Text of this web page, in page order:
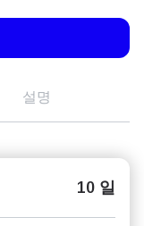
설명
10 일